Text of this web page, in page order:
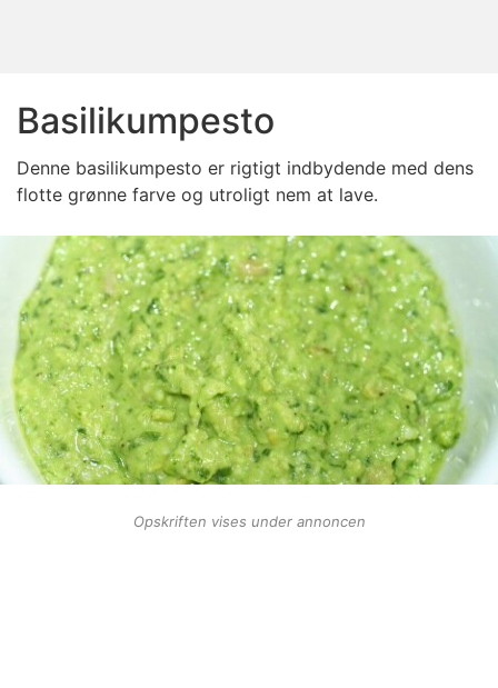
Basilikumpesto
Denne basilikumpesto er rigtigt indbydende med dens
flotte grønne farve og utroligt nem at lave.
Opskriften vises under annoncen